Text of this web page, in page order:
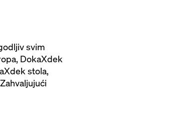
svim
DokaXdek
stola,